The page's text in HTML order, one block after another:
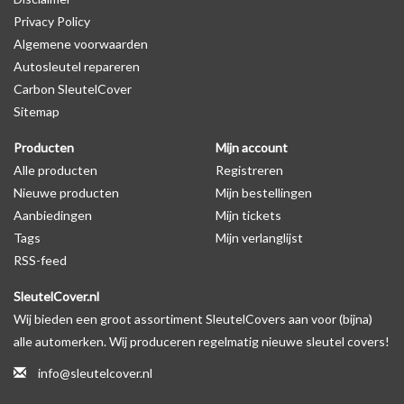
productfoto te kijken of er een logo zichtbaar is.
Levering
Voor 16:00 besteld = Dezelfde dag verzonden
Verzending naar België: 1/3 werkdagen
Specificaties
Merk: SleutelCover
Geschikt voor: Citroën
Gewicht: 20g
Materiaal: Siliconen
Geschikt voor o.a. de volgende modellen:
* Afhankelijk van het bouwjaar
voorbeeld in de productfoto's
Privacy Policy
Algemene voorwaarden
Autosleutel repareren
Carbon SleutelCover
Sitemap
Producten
Alle producten
Nieuwe producten
Aanbiedingen
Tags
RSS-feed
Mijn account
Registreren
Mijn bestellingen
Mijn tickets
Mijn verlanglijst
SleutelCover.nl
Wij bieden een groot assortiment SleutelCovers aan voor (bijna)
alle automerken. Wij produceren regelmatig nieuwe sleutel covers!
info@sleutelcover.nl